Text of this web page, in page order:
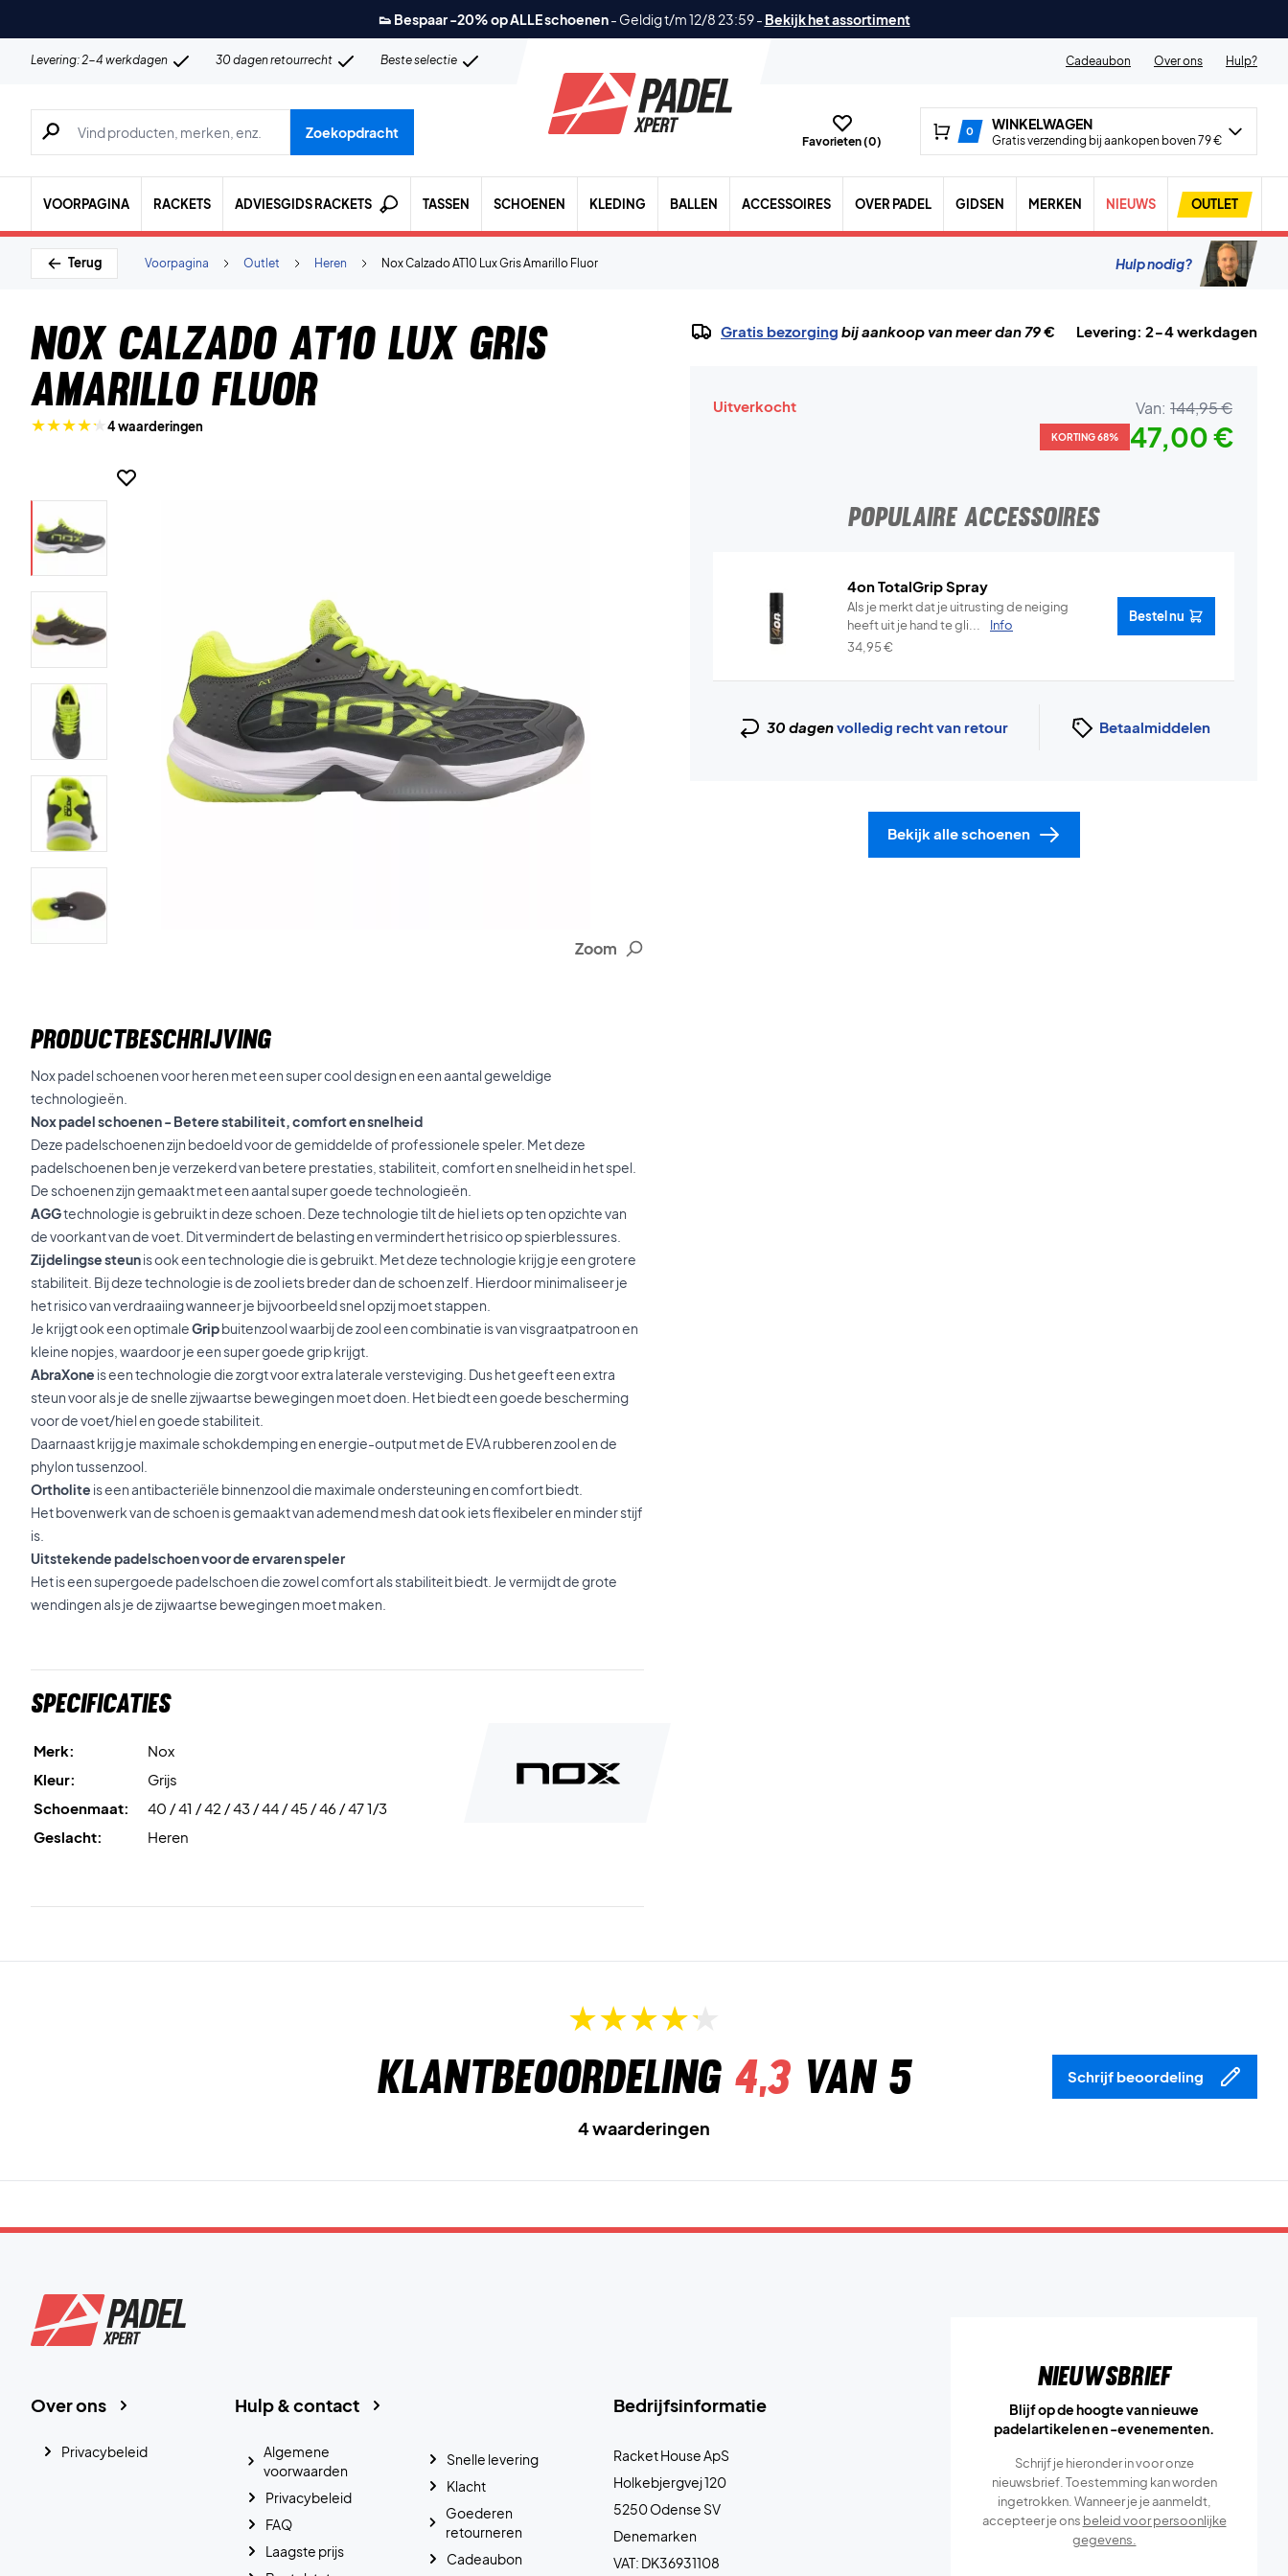
👟 Bespaar -20% op ALLE schoenen- Geldig t/m 12/8 23:59- Bekijk het assortiment
Levering: 2-4 werkdagen 30 dagen retourrecht Beste selectie Cadeaubon Over ons Hulp?
Zoeken naar producten, merken etc.
Zoekopdracht
Favorieten (0)
0 WINKELWAGEN
Gratis verzending bij aankopen boven 79 €
VOORPAGINA RACKETS ADVIESGIDS RACKETS TASSEN SCHOENEN KLEDING BALLEN ACCESSOIRES OVER PADEL GIDSEN MERKEN NIEUWS OUTLET
Terug Nox Calzado AT10 Lux Gris Amarillo Fluor
Heren
Outlet
Voorpagina Hulp nodig?
Nox Calzado AT10 Lux Gris
Amarillo Fluor
4 waarderingen
Zoom
PRODUCTBESCHRIJVING
Nox padel schoenen voor heren met een super cool design en een aantal geweldige
technologieën.
Nox padel schoenen - Betere stabiliteit, comfort en snelheid
Deze padelschoenen zijn bedoeld voor de gemiddelde of professionele speler. Met deze
padelschoenen ben je verzekerd van betere prestaties, stabiliteit, comfort en snelheid in het spel.
De schoenen zijn gemaakt met een aantal super goede technologieën.
AGGtechnologie is gebruikt in deze schoen. Deze technologie tilt de hiel iets op ten opzichte van
de voorkant van de voet. Dit vermindert de belasting en vermindert het risico op spierblessures.
Zijdelingse steunis ook een technologie die is gebruikt. Met deze technologie krijg je een grotere
stabiliteit. Bij deze technologie is de zool iets breder dan de schoen zelf. Hierdoor minimaliseer je
het risico van verdraaiing wanneer je bijvoorbeeld snel opzij moet stappen.
Je krijgt ook een optimaleGripbuitenzool waarbij de zool een combinatie is van visgraatpatroon en
kleine nopjes, waardoor je een super goede grip krijgt.
AbraXone is een technologie die zorgt voor extra laterale versteviging. Dus het geeft een extra
steun voor als je de snelle zijwaartse bewegingen moet doen. Het biedt een goede bescherming
voor de voet/hiel en goede stabiliteit.
Daarnaast krijg je maximale schokdemping en energie-output met de EVA rubberen zool en de
phylon tussenzool.
Ortholite is een antibacteriële binnenzool die maximale ondersteuning en comfort biedt.
Het bovenwerk van de schoen is gemaakt van ademend mesh dat ook iets flexibeler en minder stijf
is.
Uitstekende padelschoen voor de ervaren speler
Het is een supergoede padelschoen die zowel comfort als stabiliteit biedt. Je vermijdt de grote
wendingen als je de zijwaartse bewegingen moet maken.
Specificaties
Merk:
Nox
Kleur:
Grijs
Schoenmaat:
40 / 41 / 42 / 43 / 44 / 45 / 46 / 47 1/3
Geslacht:
Heren
Gratis bezorging bij aankoop van meer dan 79 € Levering: 2-4 werkdagen
Uitverkocht Van: 144,95 €
KORTING 68% 47,00 €
POPULAIRE ACCESSOIRES
4on TotalGrip Spray
Als je merkt dat je uitrusting de neiging
heeft uit je hand te gli...
Info
34,95€
Bestel nu
30 dagenvolledig recht van retour Betaalmiddelen
Bekijk alle schoenen
Klantbeoordeling 4,3van 5 Schrijf beoordeling
4 waarderingen
Bedrijfsinformatie
Racket House ApS
Holkebjergvej 120
5250 Odense SV
Denemarken
VAT: DK36931108
Hulp & contact
Algemene
voorwaarden
Privacybeleid
FAQ
Laagste prijs
Snelle levering
Klacht
Goederen
retourneren
Cadeaubon
Over ons
Privacybeleid
Nieuwsbrief
Blijf op de hoogte van nieuwe
padelartikelen en -evenementen.
Schrijf je hieronder in voor onze
nieuwsbrief. Toestemming kan worden
ingetrokken. Wanneer je je aanmeldt,
accepteer je ons beleid voor persoonlijke
gegevens.